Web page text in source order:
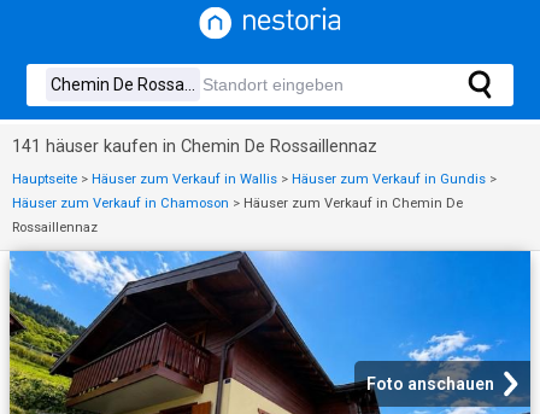
141 häuser kaufen in Chemin De Rossaillennaz
Hauptseite > Häuser zum Verkauf in Wallis > Häuser zum Verkauf in Gundis >
Häuser zum Verkauf in Chamoson > Häuser zum Verkauf in Chemin De
Rossaillennaz
Foto anschauen